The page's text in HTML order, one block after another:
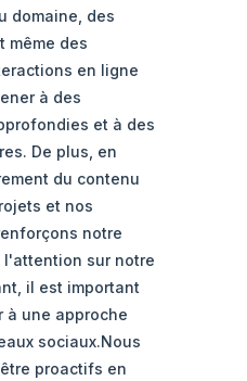
domaine, des
même des
en ligne
à des
et à des
De plus, en
du contenu
et nos
notre
sur notre
il est important
à une approche
sociaux.Nous
proactifs en